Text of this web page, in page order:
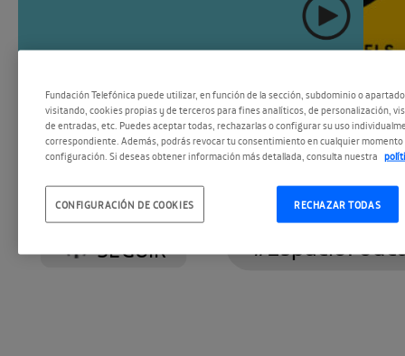
SEGUIR
Fundación Telefónica puede utilizar, en función de la sección, subdominio o
visitando, cookies propias y de terceros para fines analíticos, de personalización,
de entradas, etc. Puedes aceptar todas, rechazarlas o configurar su uso
correspondiente. Además, podrás revocar tu consentimiento en cualquier momento
configuración. Si deseas obtener información más detallada, consulta nuestra
RECHAZAR TODAS
CONFIGURACIÓN DE COOKIES